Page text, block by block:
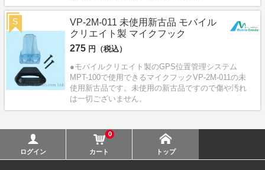
VP-2M-011 未使用新古品 モバイル
クリエイト製 マイクフック
275 円（税込）
●モバイルクリエイト製のGPS位置管理システム
MPT-100で使用できるマイクフックVP-2M-011の未
使用新古品です。未使用の新古品ですので傷や汚れ
は一切ございません。
S
ログイン
0
カート トップ